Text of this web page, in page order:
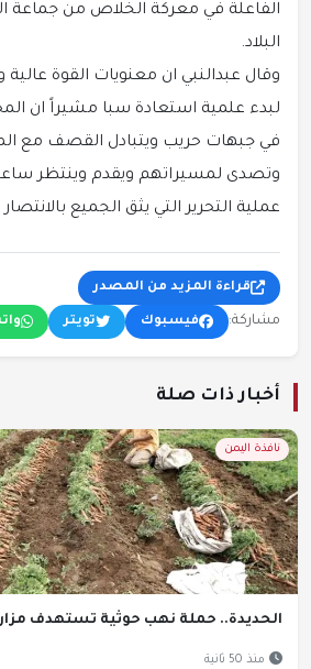
الفاعلة في معركة الخلاص من جماعة
البلاد.
وقال عبدالنبي ان معنويات القوة
لبدء علمية استعادة سبا مشيراً ان
في جبهات حريب ويتبادل القصف مع
وتصدى لمسيراتهم ويقدم وينتظر
عملية التحرير التي يثق الجميع
قراءة المزيد من المصدر
مشاركة: فيسبوك تويتر
أخبار ذات صلة
نافذة اليمن
الحديدة.. حملة نهب حوثية تستهدف
منذ 50 ثانية